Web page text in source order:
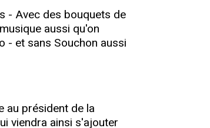
- Avec des bouquets de
aussi qu'on
- et sans Souchon aussi
au président de la
viendra ainsi s'ajouter